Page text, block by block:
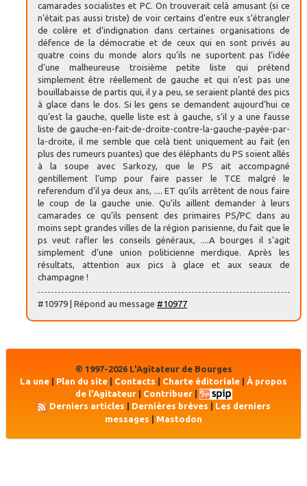
camarades socialistes et PC. On trouverait celà amusant (si ce
n’était pas aussi triste) de voir certains d’entre eux s’étrangler
de colère et d’indignation dans certaines organisations de
défence de la démocratie et de ceux qui en sont privés au
quatre coins du monde alors qu’ils ne suportent pas l’idée
d’une malheureuse troisième petite liste qui prétend
simplement être réellement de gauche et qui n’est pas une
bouillabaisse de partis qui, il y a peu, se seraient planté des pics
à glace dans le dos. Si les gens se demandent aujourd’hui ce
qu’est la gauche, quelle liste est à gauche, s’il y a une fausse
liste de gauche-en-fait-de-droite-contre-la-gauche-payée-par-
la-droite, il me semble que celà tient uniquement au fait (en
plus des rumeurs puantes) que des éléphants du PS soient allés
à la soupe avec Sarkozy, que le PS ait accompagné
gentillement l’ump pour faire passer le TCE malgré le
referendum d’il ya deux ans, .... ET qu’ils arrêtent de nous faire
le coup de la gauche unie. Qu’ils aillent demander à leurs
camarades ce qu’ils pensent des primaires PS/PC dans au
moins sept grandes villes de la région parisienne, du fait que le
ps veut rafler les conseils généraux, ....A bourges il s’agit
simplement d’une union politicienne merdique. Après les
résultats, attention aux pics à glace et aux seaux de
champagne !
#10979 | Répond au message #10977
© 1997-2026 L'Agitateur de Bourges
La une | Plan du site | Contacts | Charte éditoriale | À propos
de l'Agitateur| Contribuer|
Derniers articles
Dernières brèves
Les derniers
messages
Mastodon